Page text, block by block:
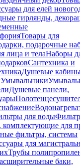
для елей
гирлянды,
Товары для
подарочные
лица и телаНаборы
Сантехника и
Душевые
Умывальники
Душевые панели,
для воды
комплектующие для
фильтры, системы
для
Трубы
баки,